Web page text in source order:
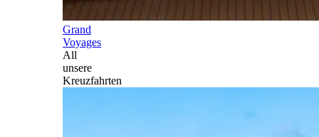
Grand
Voyages
All
unsere
Kreuzfahrten